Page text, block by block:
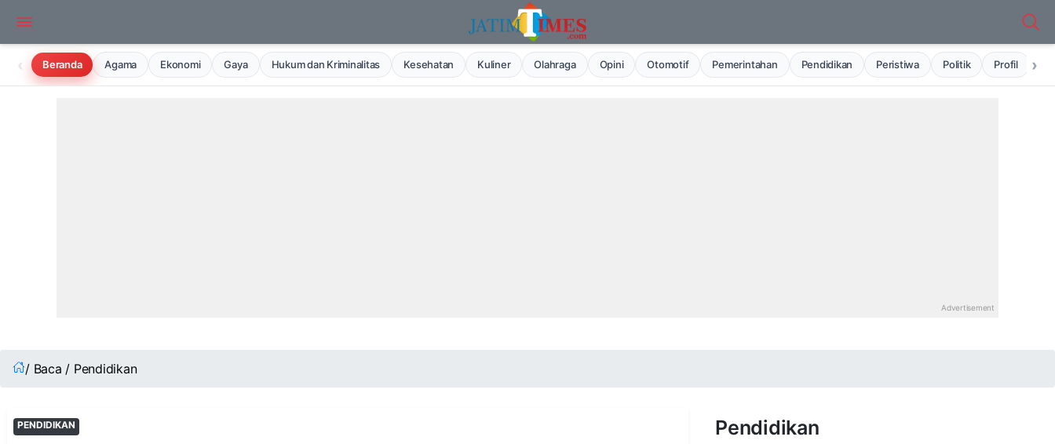
‹ Beranda Agama Ekonomi Gaya Hukum dan Kriminalitas Kesehatan Kuliner Olahraga Opini Otomotif Pemerintahan Pendidikan Peristiwa Politik Profil ›
/ Baca / Pendidikan
PENDIDIKAN Pendidikan